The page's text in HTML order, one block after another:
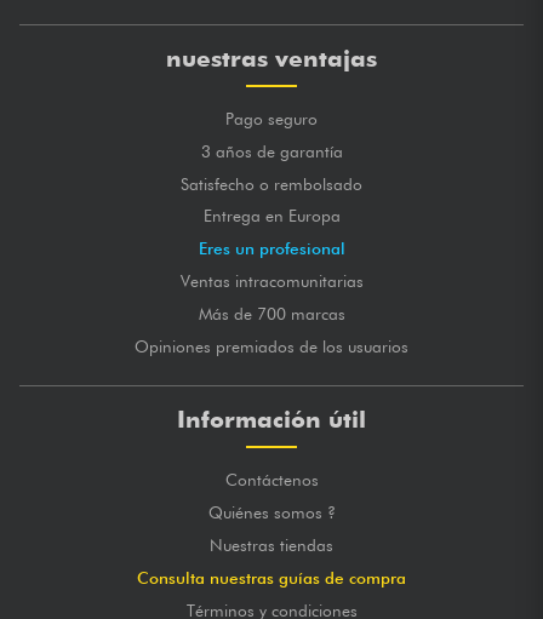
nuestras ventajas
Pago seguro
3 años de garantía
Satisfecho o rembolsado
Entrega en Europa
Eres un profesional
Ventas intracomunitarias
Más de 700 marcas
Opiniones premiados de los usuarios
Información útil
Contáctenos
Quiénes somos ?
Nuestras tiendas
Consulta nuestras guías de compra
Términos y condiciones